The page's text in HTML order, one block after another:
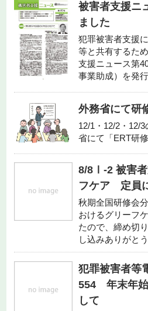
被害者支援ニ
ました
犯罪被害者支援
等と共有するた
支援ニュース第
事業助成）を発
外務省にて研
12/1・12/2・12/
省にて「ERT研
8/8Ⅰ-2 被害
フケア 定員
秋期全国研修会
おけるグリーフ
たので、締め切
し込みありがと
犯罪被害者
554 年末年始
して